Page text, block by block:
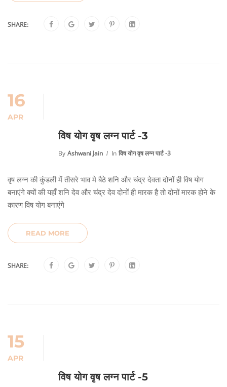
SHARE:
16
APR
विष योग वृष लग्न पार्ट -3
By Ashwani Jain In विष योग वृष लग्न पार्ट -3
वृष लग्न की कुंडली में तीसरे भाव मे बैठे शनि और चंद्र देवता दोनों ही विष योग
बनाएंगे क्यों की यहाँ शनि देव और चंद्र देव दोनों ही मारक है तो दोनों मारक होने के
कारण विष योग बनाएंगे
READ MORE
SHARE:
15
APR
विष योग वृष लग्न पार्ट -5